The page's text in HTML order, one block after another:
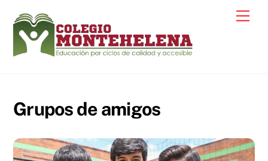
content
Grupos de amigos